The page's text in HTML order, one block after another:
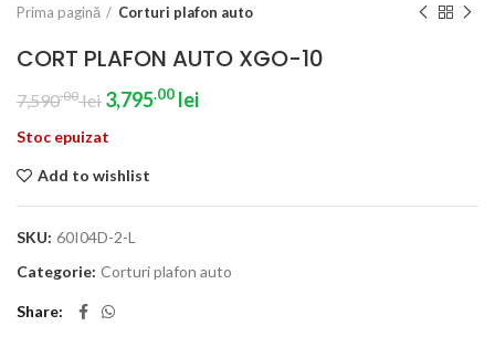
Prima pagină Corturi plafon auto
CORT PLAFON AUTO XGO-10
7,590.00 lei 3,795.00 lei
Stoc epuizat
Add to wishlist
SKU: 60I04D-2-L
Categorie: Corturi plafon auto
Share